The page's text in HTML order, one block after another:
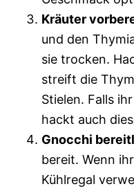
Kräuter
und den
sie trocken.
streift die
Stielen. Falls
hackt auch
Gnocchi
bereit. Wenn
Kühlregal